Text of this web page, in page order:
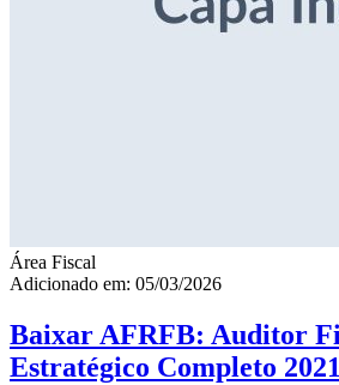
Área Fiscal
Adicionado em: 05/03/2026
Baixar AFRFB: Auditor
Estratégico Completo 2021